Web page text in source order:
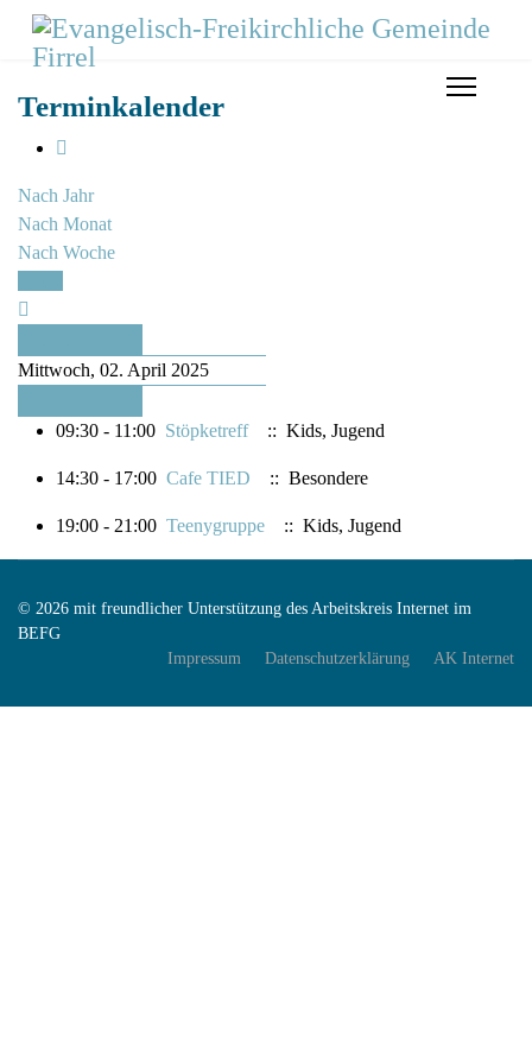
Terminkalender
Nach Jahr
Nach Monat
Nach Woche
Mittwoch, 02. April 2025
09:30 - 11:00 Stöpketreff :: Kids, Jugend
14:30 - 17:00 Cafe TIED :: Besondere
19:00 - 21:00 Teenygruppe :: Kids, Jugend
© 2026 mit freundlicher Unterstützung des Arbeitskreis Internet im
BEFG
Impressum
Datenschutzerklärung AK Internet